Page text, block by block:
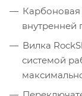
Карбоновая
внутренней
Вилка
системой